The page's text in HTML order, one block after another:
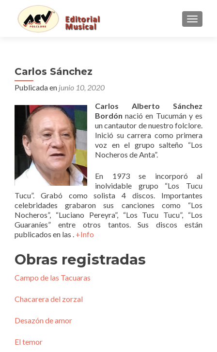
Carlos Sánchez
Publicada en junio 10, 2020
Carlos Alberto Sánchez
Bordón nació en Tucumán y es
un cantautor de nuestro folclore.
Inició su carrera como primera
voz en el grupo salteño “Los
Nocheros de Anta”.
En 1973 se incorporó al
inolvidable grupo “Los Tucu
Tucu”. Grabó como solista 4 discos. Importantes
celebridades grabaron sus canciones como “Los
Nocheros”, “Luciano Pereyra”, “Los Tucu Tucu”, “Los
Guaraníes” entre otros tantos. Sus discos están
publicados en las . +Info
Obras registradas
Campo de las Tacuaras
Chacarera del zorzal
Desazón de amor
El temor